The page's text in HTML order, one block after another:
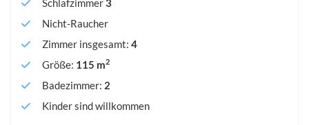
Schlafzimmer3
Nicht-Raucher
Zimmer insgesamt: 4
Größe: 115 m2
Badezimmer: 2
Kinder sind willkommen